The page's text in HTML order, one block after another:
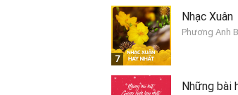
7
Nhạc Xuân
Phương Anh